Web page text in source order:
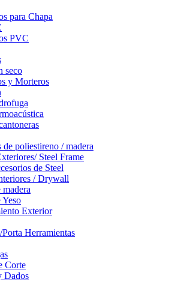
para Chapa
PVC
seco
y Morteros
poliestireno / madera
Steel Frame
de Steel
/ Drywall
madera
Yeso
Exterior
Porta Herramientas
Corte
Dados